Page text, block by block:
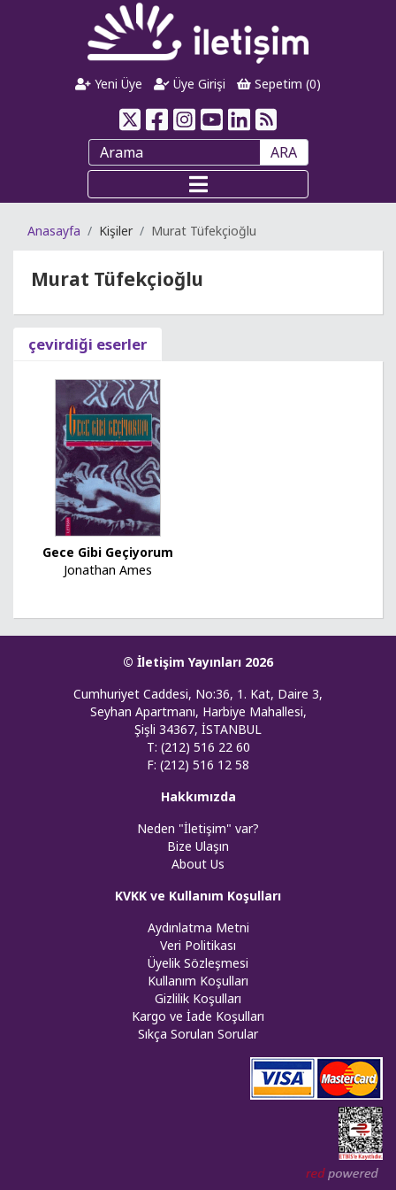
Yeni Üye Üye Girişi Sepetim (0)
ARA
Anasayfa Kişiler Murat Tüfekçioğlu
Murat Tüfekçioğlu
çevirdiği eserler
Gece Gibi Geçiyorum
Jonathan Ames
© İletişim Yayınları 2026
Cumhuriyet Caddesi, No:36, 1. Kat, Daire 3,
Seyhan Apartmanı, Harbiye Mahallesi,
Şişli 34367, İSTANBUL
T: (212) 516 22 60
F: (212) 516 12 58
Hakkımızda
Neden "İletişim" var?
Bize Ulaşın
About Us
KVKK ve Kullanım Koşulları
Aydınlatma Metni
Veri Politikası
Üyelik Sözleşmesi
Kullanım Koşulları
Gizlilik Koşulları
Kargo ve İade Koşulları
Sıkça Sorulan Sorular
Web